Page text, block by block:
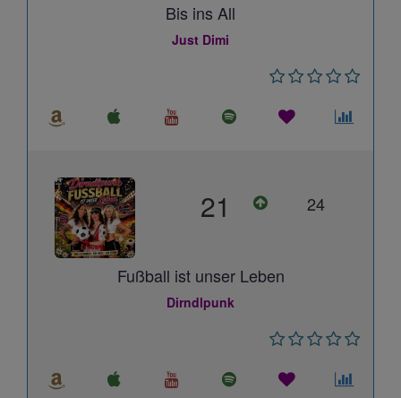
Bis ins All
Just Dimi
21 24
Fußball ist unser Leben
Dirndlpunk